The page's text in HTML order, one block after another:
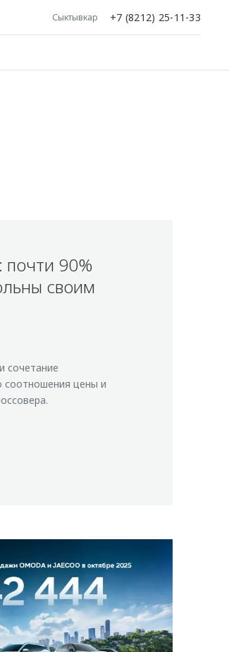
Сыктывкар +7 (8212) 25-11-33
90%
своим
сочетание
соотношения цены и